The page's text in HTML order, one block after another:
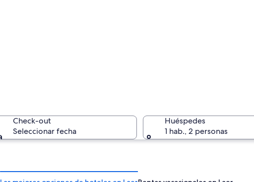
Check-out
Seleccionar fecha
Huéspedes
1 hab., 2 personas